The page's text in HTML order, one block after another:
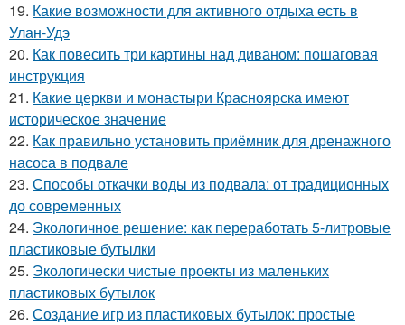
19. Какие возможности для активного отдыха есть в
Улан-Удэ
20. Как повесить три картины над диваном: пошаговая
инструкция
21. Какие церкви и монастыри Красноярска имеют
историческое значение
22. Как правильно установить приёмник для дренажного
насоса в подвале
23. Способы откачки воды из подвала: от традиционных
до современных
24. Экологичное решение: как переработать 5-литровые
пластиковые бутылки
25. Экологически чистые проекты из маленьких
пластиковых бутылок
26. Создание игр из пластиковых бутылок: простые